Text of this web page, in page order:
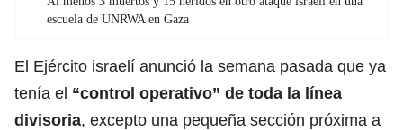
escuela de UNRWA en Gaza
El Ejército israelí anunció la semana pasada que ya
tenía el “control operativo” de toda la línea
divisoria, excepto una pequeña sección próxima a